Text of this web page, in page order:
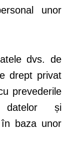
unor
dvs. de
drept privat
prevederile
datelor și
în baza unor